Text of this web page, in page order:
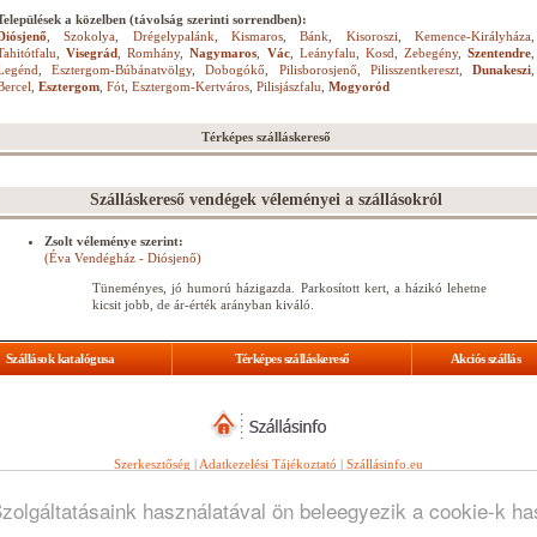
használatával ön beleegyezik a cookie-k
a közelben (távolság szerinti sorrendben):
,Szokolya Drégelypalánk ,Kismaros ,Bánk Kisoroszi ,Kemence-Királyháza
,Visegrád ,Romhány,Nagymaros Vác, Leányfalu Kosd Zebegény, Szentendre
,Esztergom-Búbánatvölgy,Dobogókő Pilisborosjenő Pilisszentkereszt,Dunakeszi
Esztergom Fót Esztergom-Kertváros Pilisjászfalu Mogyoród
Térképes szálláskereső
Szálláskereső vendégek véleményei a szállásokról
Zsolt véleménye szerint:
(Éva Vendégház - Diósjenő)
Tüneményes, jó humorú házigazda. Parkosított kert, a házikó lehetne
kicsit jobb, de ár-érték arányban kiváló.
Szállások katalógusa Térképes szálláskereső Akciós szállás
Szerkesztőség | Adatkezelési Tájékoztató | Szállásinfo.eu
Minden jog fenntartva.